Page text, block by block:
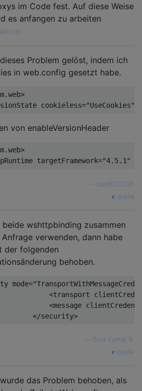
im Code fest. Auf diese Weise
es anfangen zu arbeiten
Problem gelöst, indem ich
in web.config gesetzt habe.
cookieless=
"UseCookies"
von enableVersionHeader
targetFramework=
"4.5.1"
user6300391
quelle
beide wshttpbinding zusammen
verwenden, dann habe
der folgenden
behoben.
mode=
<transport
<message
Siva Kumar B.
quelle
das Problem behoben, als